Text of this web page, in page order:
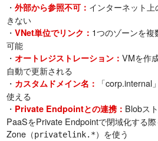
・外部から参照不可： インターネット
きない
・VNet単位でリンク： 1つのゾーンを
可能
・オートレジストレーション：VMを作
自動で更新される
・ カスタムドメイン名：
「corp.internal
使える
・ Private Endpointとの連携： Blobス
PaaSをPrivate Endpointで閉域化する
Zone（privatelink.*）を使う